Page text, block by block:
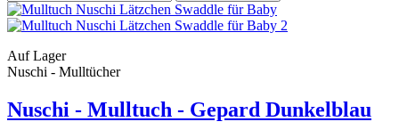
Auf Lager
Nuschi - Mulltücher
Nuschi - Mulltuch - Gepard Dunkelblau